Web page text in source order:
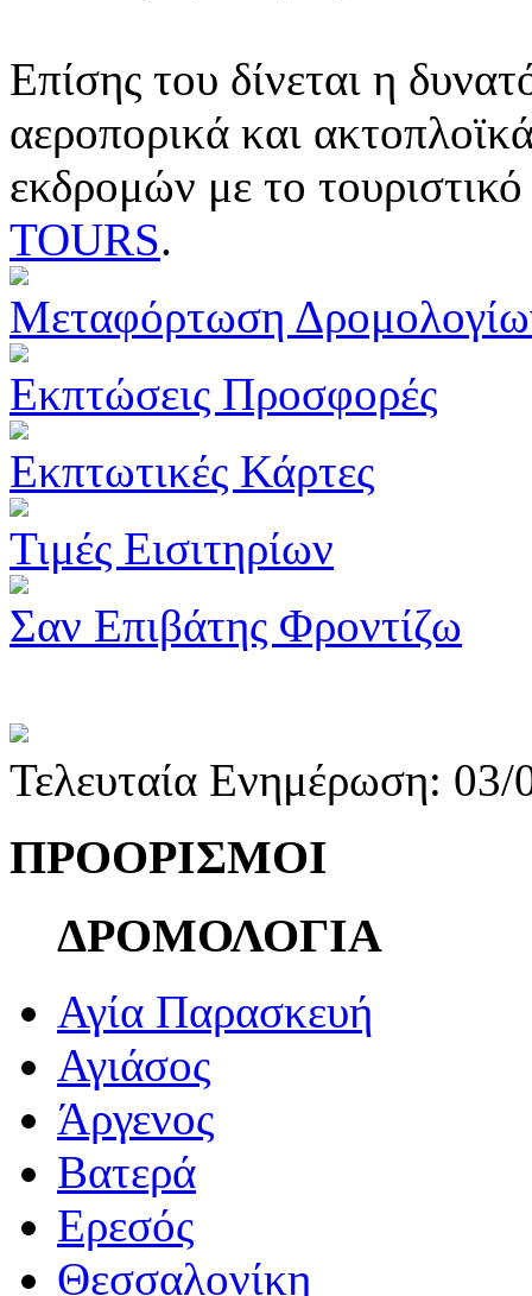
Επίσης του δίνεται η
αεροπορικά και
εκδρομών με το
TOURS.
Μεταφόρτωση
Εκπτώσεις Προσφορές
Εκπτωτικές Κάρτες
Τιμές Εισιτηρίων
Σαν Επιβάτης Φροντίζω
Τελευταία Ενημέρωση:
ΠΡΟΟΡΙΣΜΟΙ
ΔΡΟΜΟΛΟΓΙΑ
Αγία Παρασκευή
Αγιάσος
Άργενος
Βατερά
Ερεσός
Θεσσαλονίκη